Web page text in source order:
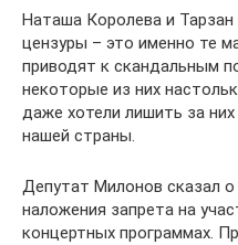
Наташа Королева и
цензуры – это именно те
приводят к скандальным
некоторые из них
даже хотели лишить за
нашей страны.
Депутат Милонов сказал
наложения запрета на
концертных программах.